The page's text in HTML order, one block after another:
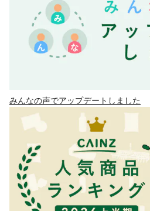
みんなの声でアップデートしました